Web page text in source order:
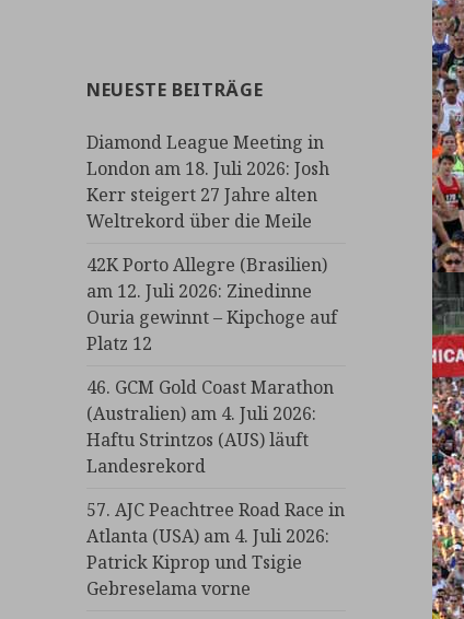
NEUESTE BEITRÄGE
Diamond League Meeting in
London am 18. Juli 2026: Josh
Kerr steigert 27 Jahre alten
Weltrekord über die Meile
42K Porto Allegre (Brasilien)
am 12. Juli 2026: Zinedinne
Ouria gewinnt – Kipchoge auf
Platz 12
46. GCM Gold Coast Marathon
(Australien) am 4. Juli 2026:
Haftu Strintzos (AUS) läuft
Landesrekord
57. AJC Peachtree Road Race in
Atlanta (USA) am 4. Juli 2026:
Patrick Kiprop und Tsigie
Gebreselama vorne